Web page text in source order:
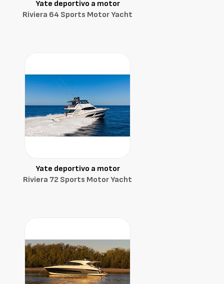
Yate deportivo a motor
Riviera 64 Sports Motor Yacht
Yate deportivo a motor
Riviera 72 Sports Motor Yacht